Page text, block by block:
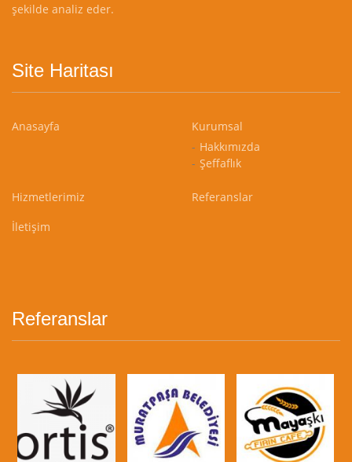
şekilde analiz eder.
Site Haritası
Anasayfa
Kurumsal
Hakkımızda
Şeffaflık
Hizmetlerimiz
Referanslar
İletişim
Referanslar